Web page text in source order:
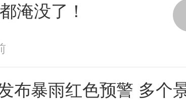
淹没了！
布暴雨红色预警 多个